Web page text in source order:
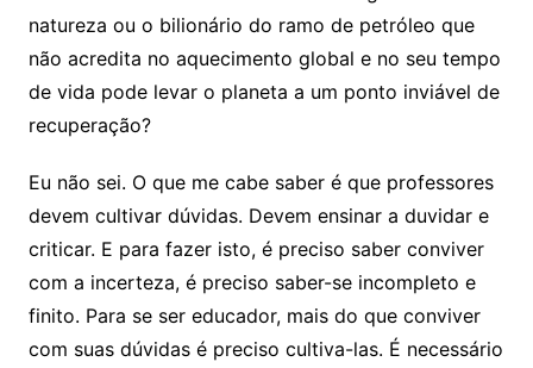
natureza ou o bilionário do ramo de petróleo que
não acredita no aquecimento global e no seu tempo
de vida pode levar o planeta a um ponto inviável de
recuperação?
Eu não sei. O que me cabe saber é que professores
devem cultivar dúvidas. Devem ensinar a duvidar e
criticar. E para fazer isto, é preciso saber conviver
com a incerteza, é preciso saber-se incompleto e
finito. Para se ser educador, mais do que conviver
com suas dúvidas é preciso cultiva-las. É necessário